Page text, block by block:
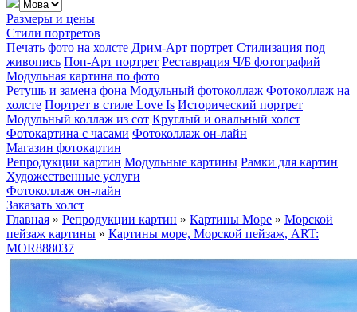
Размеры и цены
Стили портретов
Печать фото на холсте Дрим-Арт портрет Стилизация под
живопись Поп-Арт портрет Реставрация Ч/Б фотографий
Модульная картина по фото
Ретушь и замена фона Модульный фотоколлаж Фотоколлаж на
холсте Портрет в стиле Love Is Исторический портрет
Модульный коллаж из сот Круглый и овальный холст
Фотокартина с часами Фотоколлаж он-лайн
Магазин фотокартин
Репродукции картин Модульные картины Рамки для картин
Художественные услуги
Фотоколлаж он-лайн
Заказать холст
Главная » Репродукции картин » Картины Море » Морской
пейзаж картины » Картины море, Морской пейзаж, ART:
MOR888037